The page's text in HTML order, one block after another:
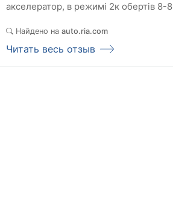
акселератор, в режимі 2к обертів 8-
Найдено на auto.ria.com
Читать весь отзыв